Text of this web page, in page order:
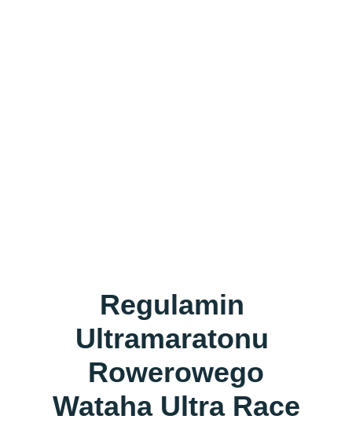
Regulamin
Ultramaratonu
Rowerowego